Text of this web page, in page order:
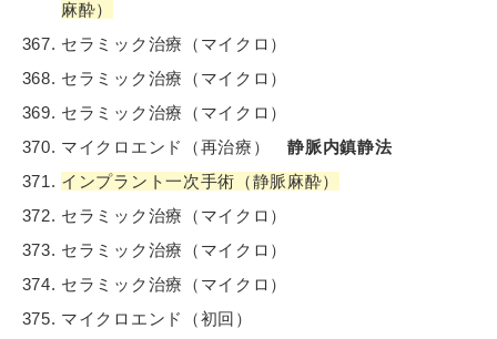
麻酔）
セラミック治療（マイクロ）
セラミック治療（マイクロ）
セラミック治療（マイクロ）
マイクロエンド（再治療）静脈内鎮静法
インプラント一次手術（静脈麻酔）
セラミック治療（マイクロ）
セラミック治療（マイクロ）
セラミック治療（マイクロ）
マイクロエンド（初回）